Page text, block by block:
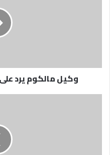
وكيل مالكوم يرد على